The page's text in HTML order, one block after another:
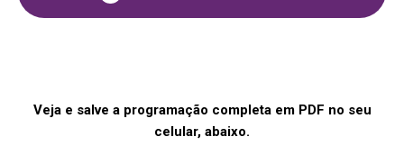
inside the toggles.
Veja e salve a programação completa em PDF no seu
celular, abaixo.